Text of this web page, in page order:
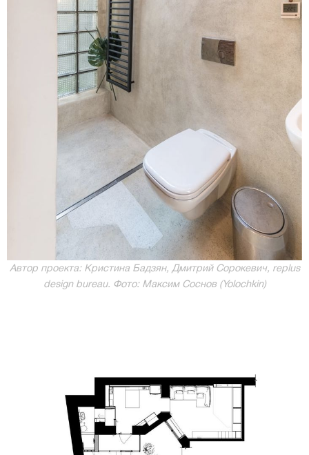
Автор проекта: Кристина Бадзян, Дмитрий Сорокевич, rеplus
design bureau. Фото: Максим Соснов (Yolochkin)